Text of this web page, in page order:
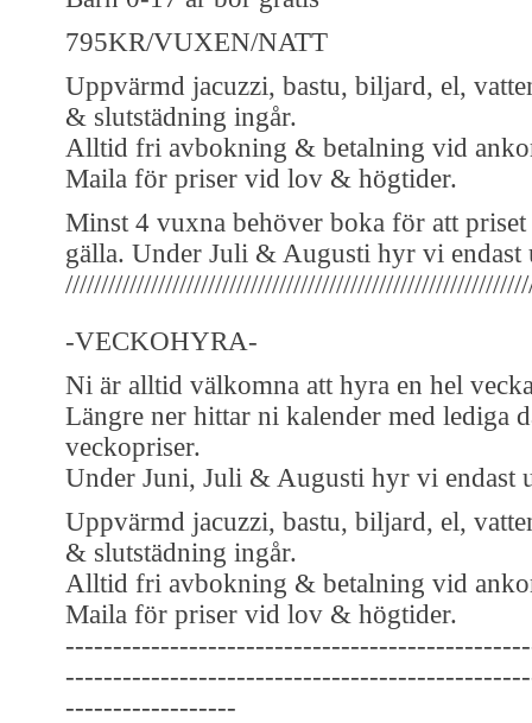
795KR/VUXEN/NATT
Uppvärmd jacuzzi, bastu, biljard, el,
& slutstädning ingår.
Alltid fri avbokning & betalning vid
Maila för priser vid lov & högtider.
Minst 4 vuxna behöver boka för att priset
gälla. Under Juli & Augusti hyr vi endast
-VECKOHYRA-
Ni är alltid välkomna att hyra en hel
Längre ner hittar ni kalender med lediga
veckopriser.
Under Juni, Juli & Augusti hyr vi endast
Uppvärmd jacuzzi, bastu, biljard, el,
& slutstädning ingår.
Alltid fri avbokning & betalning vid
Maila för priser vid lov & högtider.
------------------